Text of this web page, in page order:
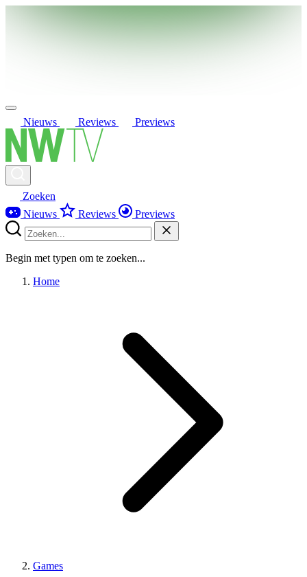
Nieuws Reviews Previews
Zoeken
Nieuws
Reviews Previews
Begin met typen om te zoeken...
Home
Games